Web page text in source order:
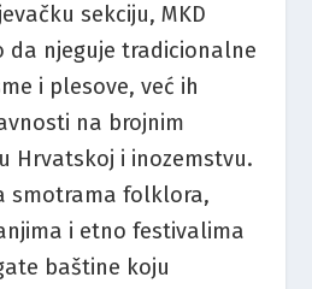
sekciju, MKD
da njeguje tradicionalne
i plesove, već ih
na brojnim
Hrvatskoj i inozemstvu.
smotrama folklora,
i etno festivalima
baštine koju